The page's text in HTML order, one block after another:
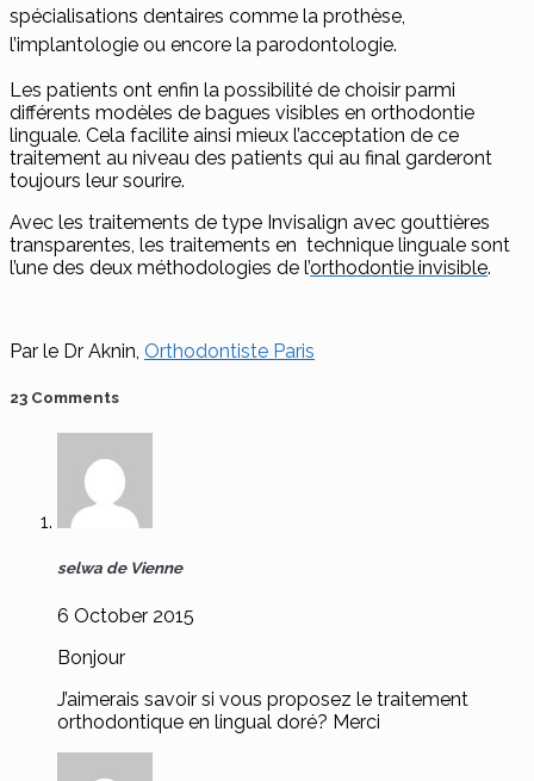
spécialisations dentaires comme la prothèse,
l’implantologie ou encore la parodontologie.
Les patients ont enfin la possibilité de choisir parmi
différents modèles de bagues visibles en orthodontie
linguale. Cela facilite ainsi mieux l’acceptation de ce
traitement au niveau des patients qui au final garderont
toujours leur sourire.
Avec les traitements de type Invisalign avec gouttières
transparentes, les traitements en technique linguale sont
l’une des deux méthodologies de l’orthodontie invisible.
Par le Dr Aknin, Orthodontiste Paris
23 Comments
selwa de Vienne
6 October 2015
Bonjour
J’aimerais savoir si vous proposez le traitement
orthodontique en lingual doré? Merci